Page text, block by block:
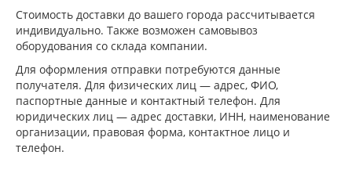
Стоимость доставки до вашего города рассчитывается
индивидуально. Также возможен самовывоз
оборудования со склада компании.
Для оформления отправки потребуются данные
получателя. Для физических лиц — адрес, ФИО,
паспортные данные и контактный телефон. Для
юридических лиц — адрес доставки, ИНН, наименование
организации, правовая форма, контактное лицо и
телефон.